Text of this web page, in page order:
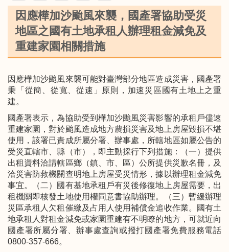
因應樺加沙颱風來襲，國產署協助受災
地區之國有土地承租人辦理租金減免及
重建家園相關措施
因應樺加沙颱風來襲可能對臺灣部分地區造成災害，國產署
秉「從簡、從寬、從速」原則，加速災區國有土地上之重
建。
國產署表示，為協助受到樺加沙颱風災害影響的承租戶儘速
重建家園，對於颱風造成地方農損災害及地上房屋毀損不堪
使用，該署已責成所屬分署、辦事處，所轄地區如屬公告的
受災直轄市、縣（市），即主動採行下列措施：（一）提供
出租資料洽請轄區鄉（鎮、市、區）公所提供災歉名冊，及
洽災害防救機關查明地上房屋受災情形，據以辦理租金減免
事宜。（二）國有基地承租戶有災後修復地上房屋需要，出
租機關即核發土地使用權同意書協助辦理。（三）暫緩辦理
災區承租人欠租催繳及占用人使用補償金追收作業。國有土
地承租人對租金減免或家園重建有不明瞭的地方，可就近向
國產署所屬分署、辦事處查詢或撥打國產署免費服務電話
0800-357-666。